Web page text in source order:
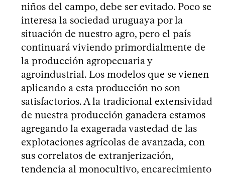
niños del campo, debe ser evitado. Poco se
interesa la sociedad uruguaya por la
situación de nuestro agro, pero el país
continuará viviendo primordialmente de
la producción agropecuaria y
agroindustrial. Los modelos que se vienen
aplicando a esta producción no son
satisfactorios. A la tradicional extensividad
de nuestra producción ganadera estamos
agregando la exagerada vastedad de las
explotaciones agrícolas de avanzada, con
sus correlatos de extranjerización,
tendencia al monocultivo, encarecimiento